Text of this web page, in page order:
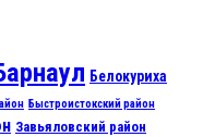
Белокуриха
Быстроистокский район
Завьяловский район